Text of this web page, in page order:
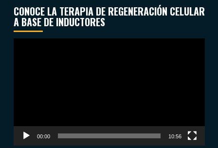
CONOCE LA TERAPIA DE REGENERACIÓN CELULAR
A BASE DE INDUCTORES
00:00 10:56